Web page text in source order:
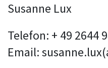
Susanne Lux
Telefon: + 49 2644
Email: